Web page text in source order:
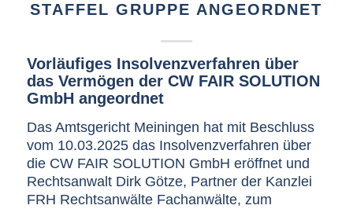
STAFFEL GRUPPE ANGEORDNET
Vorläufiges Insolvenzverfahren über
das Vermögen der CW FAIR SOLUTION
GmbH angeordnet
Das Amtsgericht Meiningen hat mit Beschluss
vom 10.03.2025 das Insolvenzverfahren über
die CW FAIR SOLUTION GmbH eröffnet und
Rechtsanwalt Dirk Götze, Partner der Kanzlei
FRH Rechtsanwälte Fachanwälte, zum